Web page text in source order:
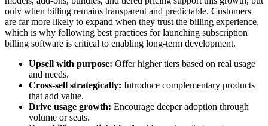
only when billing remains transparent and predictable. Customers
are far more likely to expand when they trust the billing experience,
which is why following best practices for launching subscription
billing software is critical to enabling long-term development.
Upsell with purpose: Offer higher tiers based on real usage
and needs.
Cross-sell strategically: Introduce complementary products
that add value.
Drive usage growth: Encourage deeper adoption through
volume or seats.